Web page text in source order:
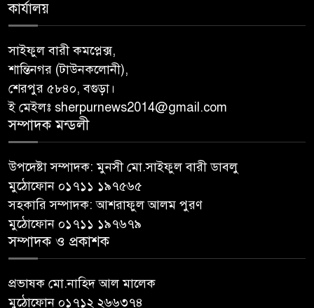
কার্যালয়
সাইফুল বারী কমপ্লেক্স,
শান্তিনগর (টাউনকলোনী),
শেরপুর ৫৮৪০, বগুড়া।
ই মেইলঃ sherpurnews2014@gmail.com
সম্পাদক মন্ডলী
উপদেষ্টা সম্পাদক: মুনসী মো.সাইফুল বারী ডাবলু
মুঠোফোন ০১৭১১ ১৯৭৫৬৫
সহকারি সম্পাদক: আশরাফুল আলম পুরণ
মুঠোফোন ০১৭১১ ১৯৭৬৭৯
সম্পাদক ও প্রকাশক
প্রভাষক মো.নাহিদ আল মালেক
মুঠোফোন ০১৭১২ ২৬৬৩৭৪